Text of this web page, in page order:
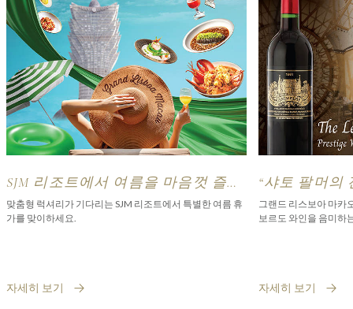
SJM 리조트에서 여름을 마음껏 즐겨
보세요
맞춤형 럭셔리가 기다리는 SJM 리조트에서 특별한 여름 휴
가를 맞이하세요.
자세히 보기
“샤토 팔머의
익스피리언스
그랜드 리스보아 마카
보르도 와인을 음미하
자세히 보기